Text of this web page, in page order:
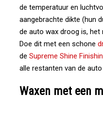
de temperatuur en
aangebrachte dikte (hun
de auto wax droog is, het
Doe dit met een schone
de Supreme Shine
alle restanten van de
Waxen met een